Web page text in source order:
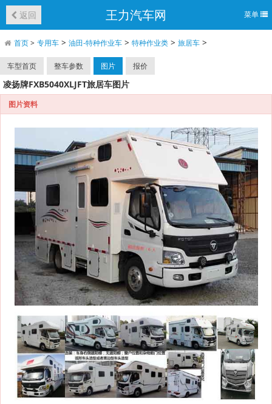
返回 王力汽车网 菜单
首页> 专用车> 油田-特种作业车> 特种作业类> 旅居车>
车型首页 整车参数 图片 报价
凌扬牌FXB5040XLJFT旅居车图片
图片资料